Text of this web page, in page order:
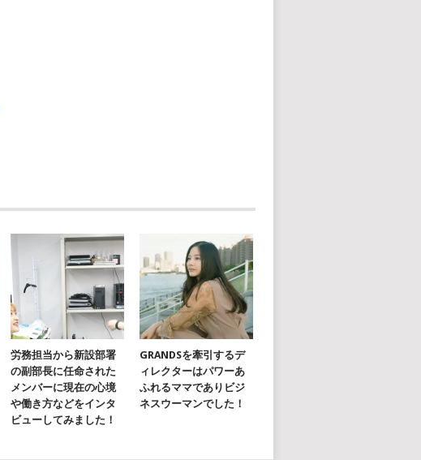
労務担当から新設部署
の副部長に任命された
メンバーに現在の心境
や働き方などをインタ
ビューしてみました！
GRANDSを牽引するデ
ィレクターはパワーあ
ふれるママでありビジ
ネスウーマンでした！